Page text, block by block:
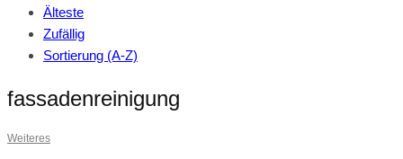
Älteste
Zufällig
Sortierung (A-Z)
fassadenreinigung
Weiteres